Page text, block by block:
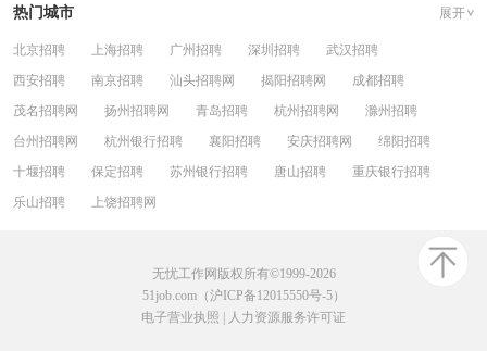
热门城市 展开
北京招聘 上海招聘 广州招聘 深圳招聘
武汉招聘
西安招聘
南京招聘 汕头招聘网 揭阳招聘网
成都招聘
茂名招聘网
扬州招聘网 青岛招聘 杭州招聘网
滁州招聘
台州招聘网
杭州银行招聘 襄阳招聘 安庆招聘网
绵阳招聘
十堰招聘
保定招聘 苏州银行招聘 唐山招聘
重庆银行招聘
乐山招聘
上饶招聘网
无忧工作网版权所有©1999-2026
51job.com（沪ICP备12015550号-5）
电子营业执照
人力资源服务许可证